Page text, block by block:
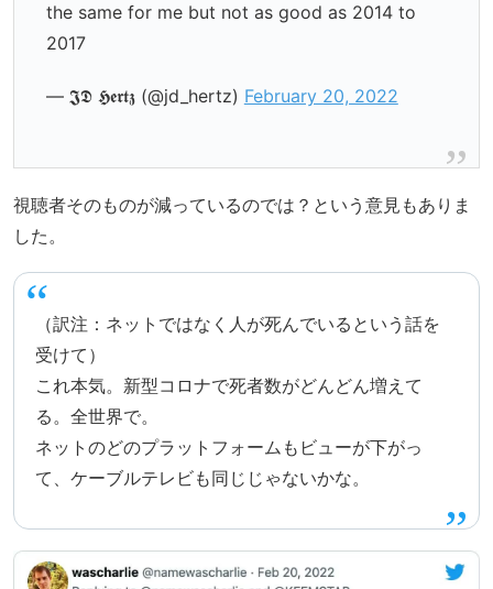
the same for me but not as good as 2014 to
2017
— 𝕵𝕯 𝕳𝖊𝖗𝖙𝖟 (@jd_hertz) February 20, 2022
視聴者そのものが減っているのでは？という意見もありま
した。
（訳注：ネットではなく人が死んでいるという話を
受けて）
これ本気。新型コロナで死者数がどんどん増えて
る。全世界で。
ネットのどのプラットフォームもビューが下がっ
て、ケーブルテレビも同じじゃないかな。